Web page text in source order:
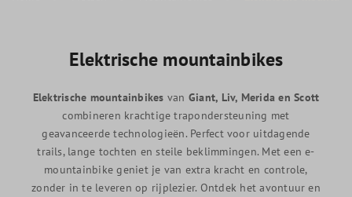
Elektrische mountainbikes
Elektrische mountainbikes van Giant, Liv, Merida en Scott
combineren krachtige trapondersteuning met
geavanceerde technologieën. Perfect voor uitdagende
trails, lange tochten en steile beklimmingen. Met een e-
mountainbike geniet je van extra kracht en controle,
zonder in te leveren op rijplezier. Ontdek het avontuur en